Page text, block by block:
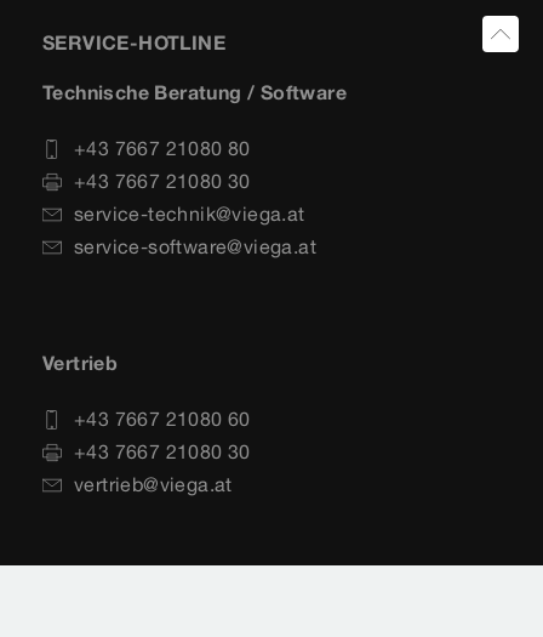
SERVICE-HOTLINE
Technische Beratung / Software
+43 7667 21080 80
+43 7667 21080 30
service-technik@viega.at
service-software@viega.at
Vertrieb
+43 7667 21080 60
+43 7667 21080 30
vertrieb@viega.at